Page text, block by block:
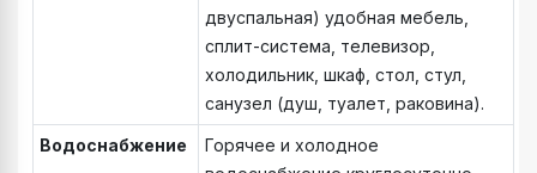
двуспальная) удобная мебель,
сплит-система, телевизор,
холодильник, шкаф, стол, стул,
санузел (душ, туалет, раковина).
Водоснабжение
Горячее и холодное